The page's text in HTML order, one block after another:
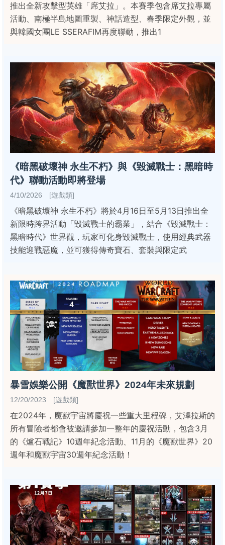
推出全新攻擊型英雄「席艾拉」。本賽季包含席艾拉專屬
活動、南極半島地圖重製、神話造型、春季限定外觀，並
與韓國女團LE SSERAFIM再度聯動，推出1
《暗黑破壞神 永生不朽》與《毀滅戰士：黑暗時
代》聯動活動即將登場
4/10/2026 [遊戲類]
《暗黑破壞神 永生不朽》將於4月16日至5月13日推出全
新限時跨界活動「毀滅戰士的霸業」，結合《毀滅戰士：
黑暗時代》世界觀，玩家可化身毀滅戰士，使用經典武器
技能迎戰惡魔，並可獲得傳奇寶石、套裝與限定武
暴雪娛樂公開《魔獸世界》2024年未來規劃
12/20/2023 [遊戲類]
在2024年，魔獸宇宙將慶祝一些重大里程碑，艾澤拉斯的
所有冒險者都會被邀請參加一整年的慶祝活動，包含3月
的《爐石戰記》10週年紀念活動、11月的《魔獸世界》20
週年和魔獸宇宙30週年紀念活動！